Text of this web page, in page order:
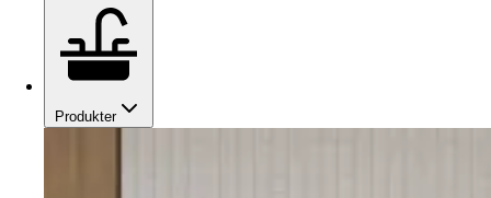
Produkter